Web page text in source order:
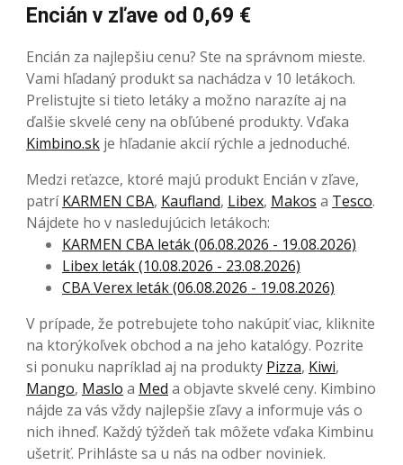
Encián v zľave od 0,69 €
Encián za najlepšiu cenu? Ste na správnom mieste.
Vami hľadaný produkt sa nachádza v 10 letákoch.
Prelistujte si tieto letáky a možno narazíte aj na
ďalšie skvelé ceny na obľúbené produkty. Vďaka
Kimbino.sk je hľadanie akcií rýchle a jednoduché.
Medzi reťazce, ktoré majú produkt Encián v zľave,
patríKARMEN CBA, Kaufland, Libex, Makos a Tesco.
Nájdete ho v nasledujúcich letákoch:
KARMEN CBA leták (06.08.2026 - 19.08.2026)
Libex leták (10.08.2026 - 23.08.2026)
CBA Verex leták (06.08.2026 - 19.08.2026)
V prípade, že potrebujete toho nakúpiť viac, kliknite
na ktorýkoľvek obchod a na jeho katalógy. Pozrite
si ponuku napríklad aj na produkty Pizza, Kiwi,
Mango, Maslo a Med a objavte skvelé ceny. Kimbino
nájde za vás vždy najlepšie zľavy a informuje vás o
nich ihneď. Každý týždeň tak môžete vďaka Kimbinu
ušetriť. Prihláste sa u nás na odber noviniek.